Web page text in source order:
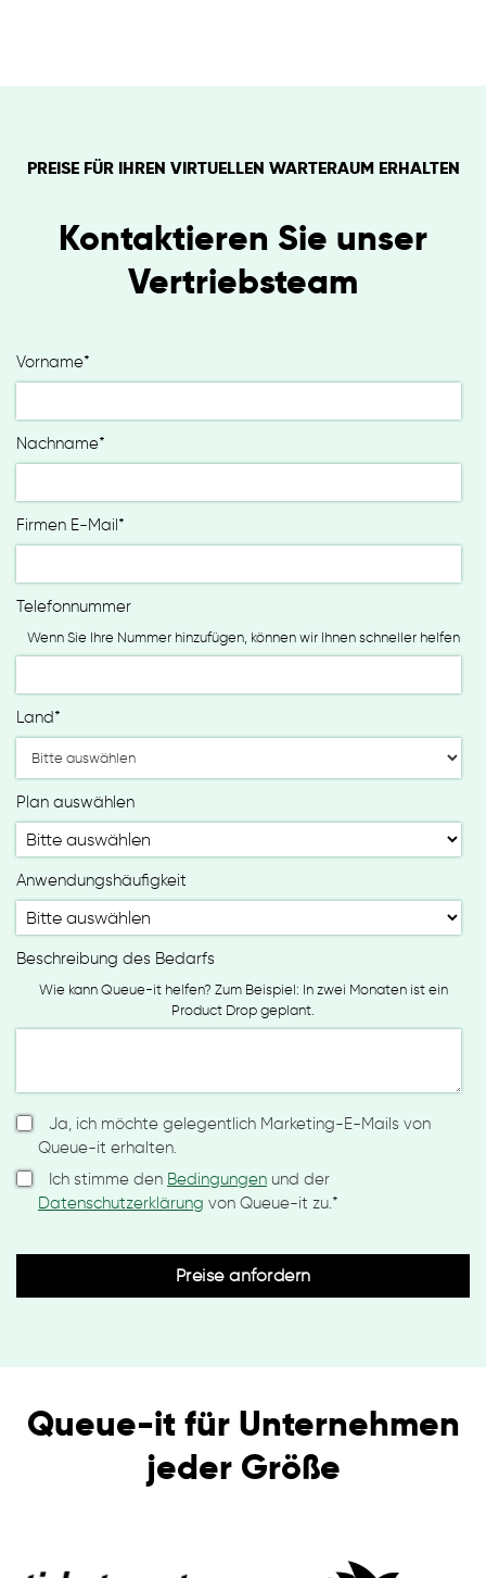
PREISE FÜR IHREN VIRTUELLEN WARTERAUM ERHALTEN
Kontaktieren Sie unser
Vertriebsteam
Vorname*
Nachname*
Firmen E-Mail*
Telefonnummer
Wenn Sie Ihre Nummer hinzufügen, können wir Ihnen schneller helfen
Land*
Plan auswählen
Anwendungshäufigkeit
Beschreibung des Bedarfs
Wie kann Queue-it helfen? Zum Beispiel: In zwei Monaten ist ein
Product Drop geplant.
Ja, ich möchte gelegentlich Marketing-E-Mails von
Queue-it erhalten.
Ich stimme den Bedingungen und der
Datenschutzerklärung von Queue-it zu.*
Queue-it für Unternehmen
jeder Größe